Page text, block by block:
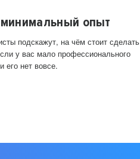
опыт
подскажут, на чём стоит сделать
у вас мало профессионального
его нет вовсе.